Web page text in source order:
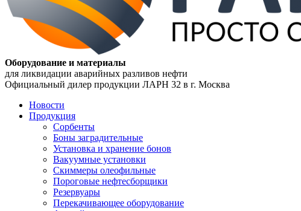
Оборудование и материалы
для ликвидации аварийных разливов нефти
Официальный дилер продукции ЛАРН 32 в г. Москва
Новости
Продукция
Сорбенты
Боны заградительные
Установка и хранение бонов
Вакуумные установки
Скиммеры олеофильные
Пороговые нефтесборщики
Резервуары
Перекачивающее оборудование